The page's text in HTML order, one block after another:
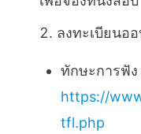
ลงทะเบียนอ
ทักษะการฟัง
https://
tfl.php